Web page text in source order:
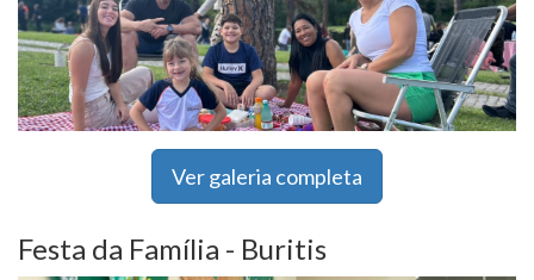
Ver galeria completa
Festa da Família - Buritis